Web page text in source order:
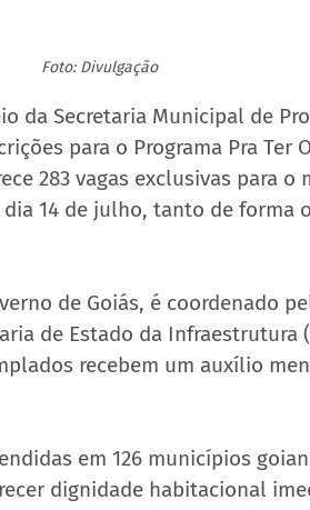
Foto: Divulgação
da Secretaria Municipal de
para o Programa Pra Ter
283 vagas exclusivas para o
14 de julho, tanto de forma
de Goiás, é coordenado
de Estado da Infraestrutura
recebem um auxílio
em 126 municípios
dignidade habitacional